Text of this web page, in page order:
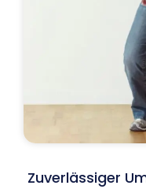
Zuverlässiger